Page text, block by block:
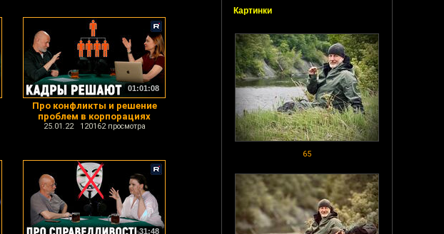
Картинки
65
01:01:08
Про конфликты и решение
проблем в корпорациях
25.01.22 120162 просмотра
31:48